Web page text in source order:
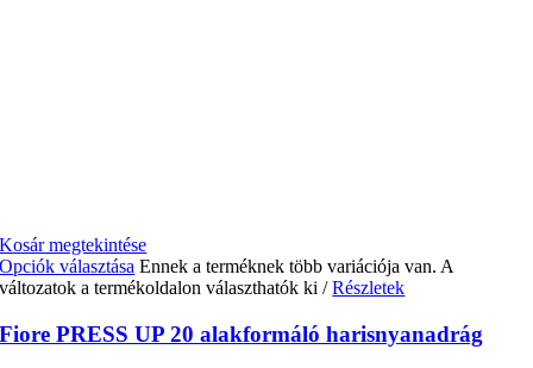
Kosár megtekintése
Opciók választása Ennek a terméknek több variációja van. A
változatok a termékoldalon választhatók ki/ Részletek
Fiore PRESS UP 20 alakformáló harisnyanadrág